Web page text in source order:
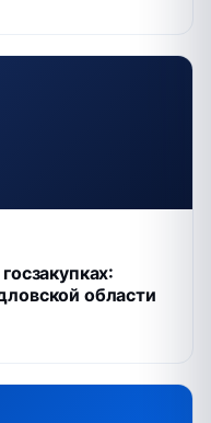
области